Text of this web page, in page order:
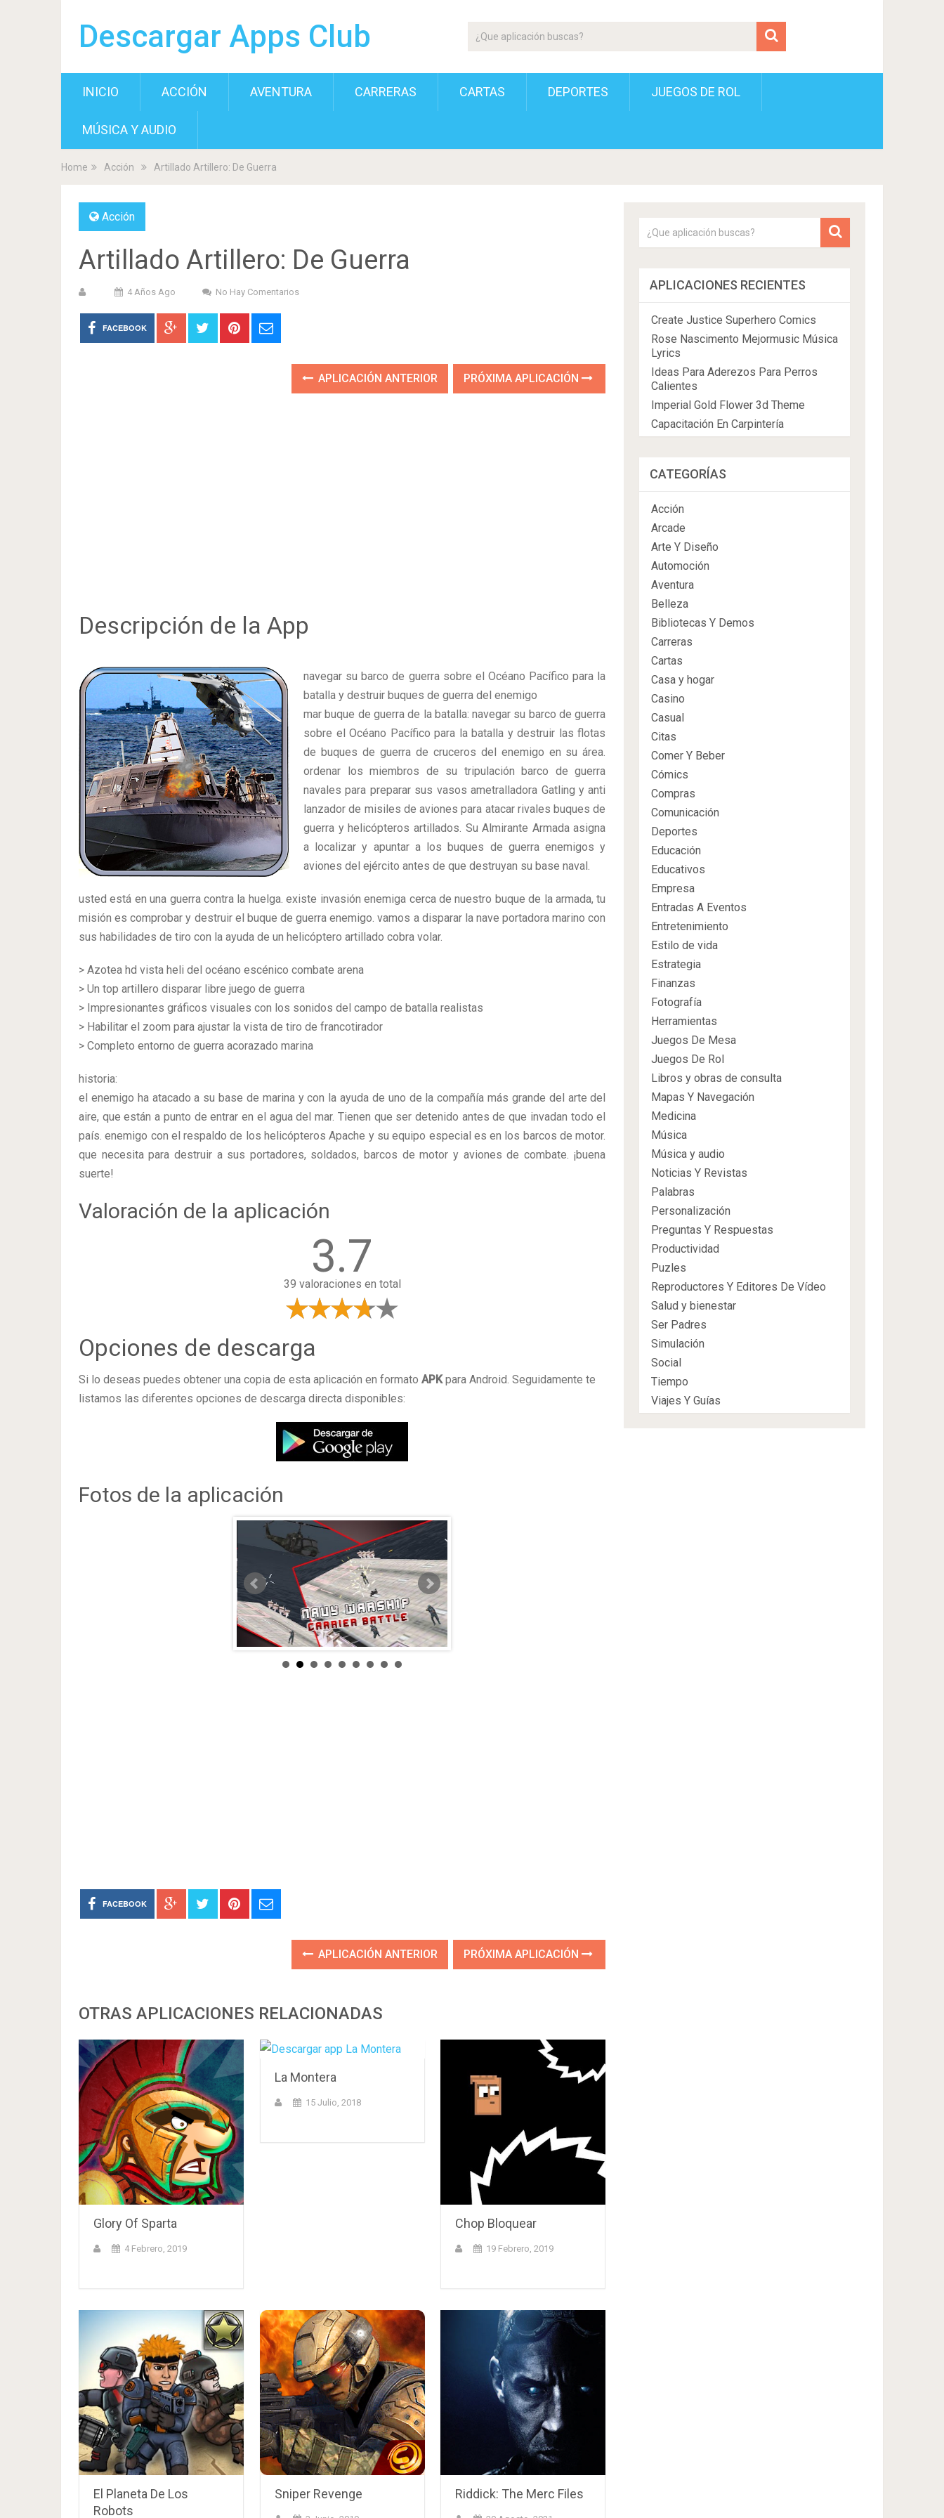
Descargar Apps Club
INICIO ACCIÓN AVENTURA CARRERAS CARTAS DEPORTES JUEGOS DE ROL
MÚSICA Y AUDIO
Home Acción Artillado Artillero: De Guerra
Acción
Artillado Artillero: De Guerra
4 Años Ago No Hay Comentarios
FACEBOOK
APLICACIÓN ANTERIOR PRÓXIMA APLICACIÓN
Descripción de la App
navegar su barco de guerra sobre el Océano Pacífico para la
batalla y destruir buques de guerra del enemigo
mar buque de guerra de la batalla: navegar su barco de guerra
sobre el Océano Pacífico para la batalla y destruir las flotas
de buques de guerra de cruceros del enemigo en su área.
ordenar los miembros de su tripulación barco de guerra
navales para preparar sus vasos ametralladora Gatling y anti
lanzador de misiles de aviones para atacar rivales buques de
guerra y helicópteros artillados. Su Almirante Armada asigna
a localizar y apuntar a los buques de guerra enemigos y
aviones del ejército antes de que destruyan su base naval.
usted está en una guerra contra la huelga. existe invasión enemiga cerca de nuestro buque de la armada, tu
misión es comprobar y destruir el buque de guerra enemigo. vamos a disparar la nave portadora marino con
sus habilidades de tiro con la ayuda de un helicóptero artillado cobra volar.
> Azotea hd vista heli del océano escénico combate arena
> Un top artillero disparar libre juego de guerra
> Impresionantes gráficos visuales con los sonidos del campo de batalla realistas
> Habilitar el zoom para ajustar la vista de tiro de francotirador
> Completo entorno de guerra acorazado marina
historia:
el enemigo ha atacado a su base de marina y con la ayuda de uno de la compañía más grande del arte del
aire, que están a punto de entrar en el agua del mar. Tienen que ser detenido antes de que invadan todo el
país. enemigo con el respaldo de los helicópteros Apache y su equipo especial es en los barcos de motor.
que necesita para destruir a sus portadores, soldados, barcos de motor y aviones de combate. ¡buena
suerte!
Valoración de la aplicación
3.7
39 valoraciones en total
Opciones de descarga
Si lo deseas puedes obtener una copia de esta aplicación en formato APKpara Android. Seguidamente te
listamos las diferentes opciones de descarga directa disponibles:
Fotos de la aplicación
FACEBOOK
APLICACIÓN ANTERIOR PRÓXIMA APLICACIÓN
OTRAS APLICACIONES RELACIONADAS
Glory Of Sparta
4 Febrero, 2019
La Montera
15 Julio, 2018
Chop Bloquear
19 Febrero, 2019
El Planeta De Los
Robots
Sniper Revenge Riddick: The Merc Files
APLICACIONES RECIENTES
Create Justice Superhero Comics
Rose Nascimento Mejormusic Música
Lyrics
Ideas Para Aderezos Para Perros
Calientes
Imperial Gold Flower 3d Theme
Capacitación En Carpintería
CATEGORÍAS
Acción
Arcade
Arte Y Diseño
Automoción
Aventura
Belleza
Bibliotecas Y Demos
Carreras
Cartas
Casa y hogar
Casino
Casual
Citas
Comer Y Beber
Cómics
Compras
Comunicación
Deportes
Educación
Educativos
Empresa
Entradas A Eventos
Entretenimiento
Estilo de vida
Estrategia
Finanzas
Fotografía
Herramientas
Juegos De Mesa
Juegos De Rol
Libros y obras de consulta
Mapas Y Navegación
Medicina
Música
Música y audio
Noticias Y Revistas
Palabras
Personalización
Preguntas Y Respuestas
Productividad
Puzles
Reproductores Y Editores De Vídeo
Salud y bienestar
Ser Padres
Simulación
Social
Tiempo
Viajes Y Guías